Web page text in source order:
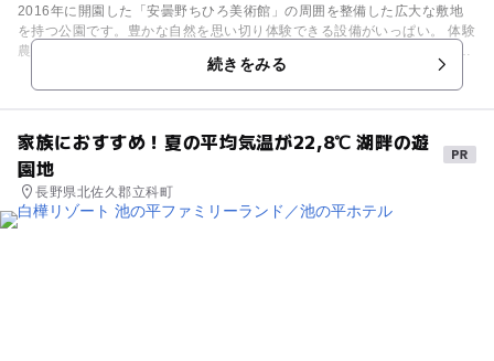
2016年に開園した「安曇野ちひろ美術館」の周囲を整備した広大な敷地
を持つ公園です。豊かな自然を思い切り体験できる設備がいっぱい。 体験
農園、雑木林のエリアなどで自然体験を満喫したり、黒柳徹子が執筆した
「窓ぎわのトットちゃん」の世界が再現されている「トットちゃん広場」
も必見です。トットちゃんの世界を体感できるよう、電車の教室や図書室
も。 美術館とあわせて1日たっぷり過ごせます。
続きをみる
家族におすすめ！夏の平均気温が22,8℃ 湖畔の遊
園地
長野県北佐久郡立科町